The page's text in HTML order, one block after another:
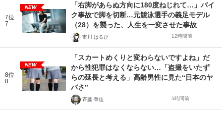
7位
7
NEW
「右脚があらぬ方向に180度ねじれて…」バイ
ク事故で脚を切断…元競泳選手の義足モデル
（28）を襲った、人生を一変させた事故
市川 はるひ 12時間前
8位
8
NEW
「スカートめくりと変わらないですよね」だ
から性犯罪はなくならない…「盗撮をいたず
らの延長と考える」高齢男性に見た“日本のヤ
バさ”
斉藤 章佳 5時間前